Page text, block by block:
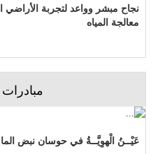
نجاح مبشر وواعد لتجربة
معالجة المياه
مبادرات
عَيْــنُ الْهوِيَّــةُ في حوسان نبض